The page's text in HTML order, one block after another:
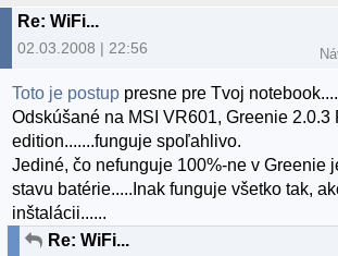
Re: WiFi...
02.03.2008 | 22:56
Toto je postup presne pre Tvoj
Odskúšané na MSI VR601, Greenie 2.0.3
edition.......funguje spoľahlivo.
Jediné, čo nefunguje 100%-ne v Greenie
stavu batérie.....Inak funguje všetko tak,
inštalácii......
Re: WiFi...